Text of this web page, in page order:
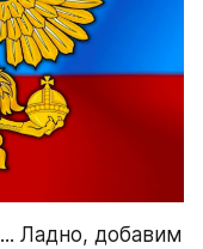
Ладно, добавим